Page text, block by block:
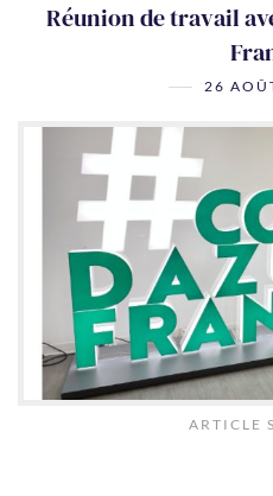
Réunion de travail
26
ARTICLE